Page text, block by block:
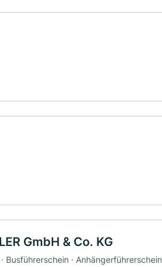
GmbH & Co. KG
Busführerschein · Anhängerführerschein